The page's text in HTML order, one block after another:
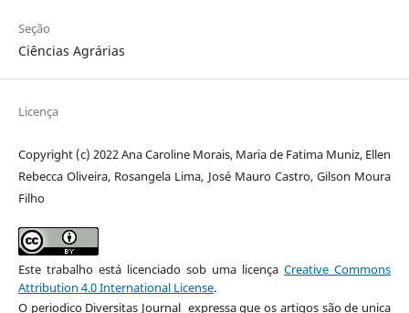
Seção
Ciências Agrárias
Licença
Copyright (c) 2022 Ana Caroline Morais, Maria de Fatima Muniz, Ellen
Rebecca Oliveira, Rosangela Lima, José Mauro Castro, Gilson Moura
Filho
Este trabalho está licenciado sob uma licençaCreative Commons
Attribution 4.0 International License.
O periodico Diversitas Journal expressa que os artigos são de unica